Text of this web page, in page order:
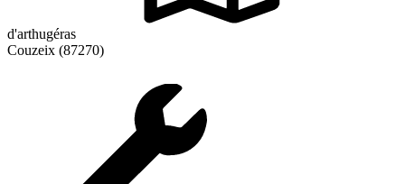
d'arthugéras
Couzeix (87270)